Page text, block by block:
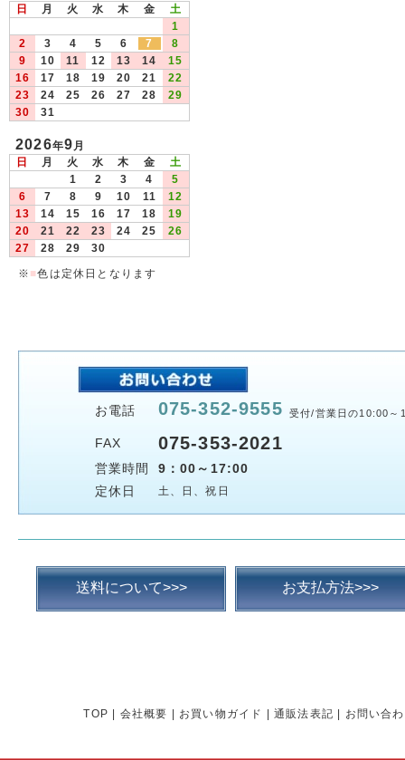
日
月 火 水 木 金
土
1
2
3 4 5 6 7
8
9
10 11 12 13 14
15
16
17 18 19 20 21
22
23
24 25 26 27 28
29
30
31
2026年9月
日
月 火 水 木 金
土
1
2 3 4
5
6
7 8 9 10 11
12
13
14 15 16 17 18
19
20
21 22 23 24 25
26
27
28 29
30
※ ■色は定休日となります
お電話 075-352-9555 受付/営業日の10:00～
FAX 075-353-2021
営業時間
9：00～17:00
定休日
土、日、祝日
送料について>>> お支払方法>>>
TOP 会社概要 お買い物ガイド 通販法表記 お問い合